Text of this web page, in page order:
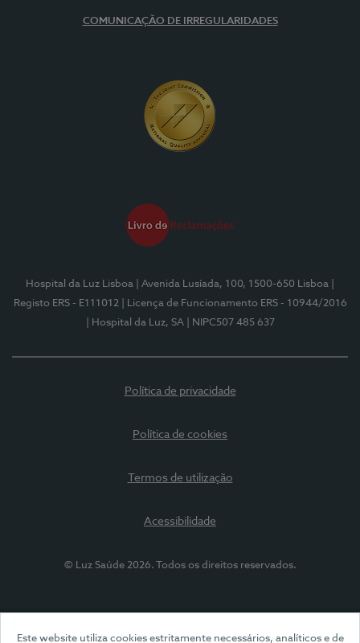
Este website utiliza cookies estritamente necessários, analíticos e de
COMUNICAÇÃO DE IRREGULARIDADES
Hospital da Luz Lisboa | Avenida Lusíada, 100, 1500-650 Lisboa
Registo ERS - E111012
| Licença de Funcionamento ERS - 10944/2016
| Hospital da Luz, SA
| NIPC507 485 637
Política de privacidade
Política de cookies
Termos de utilização
Acessibilidade
© Luz Saúde 2026. Todos os direitos reservados.